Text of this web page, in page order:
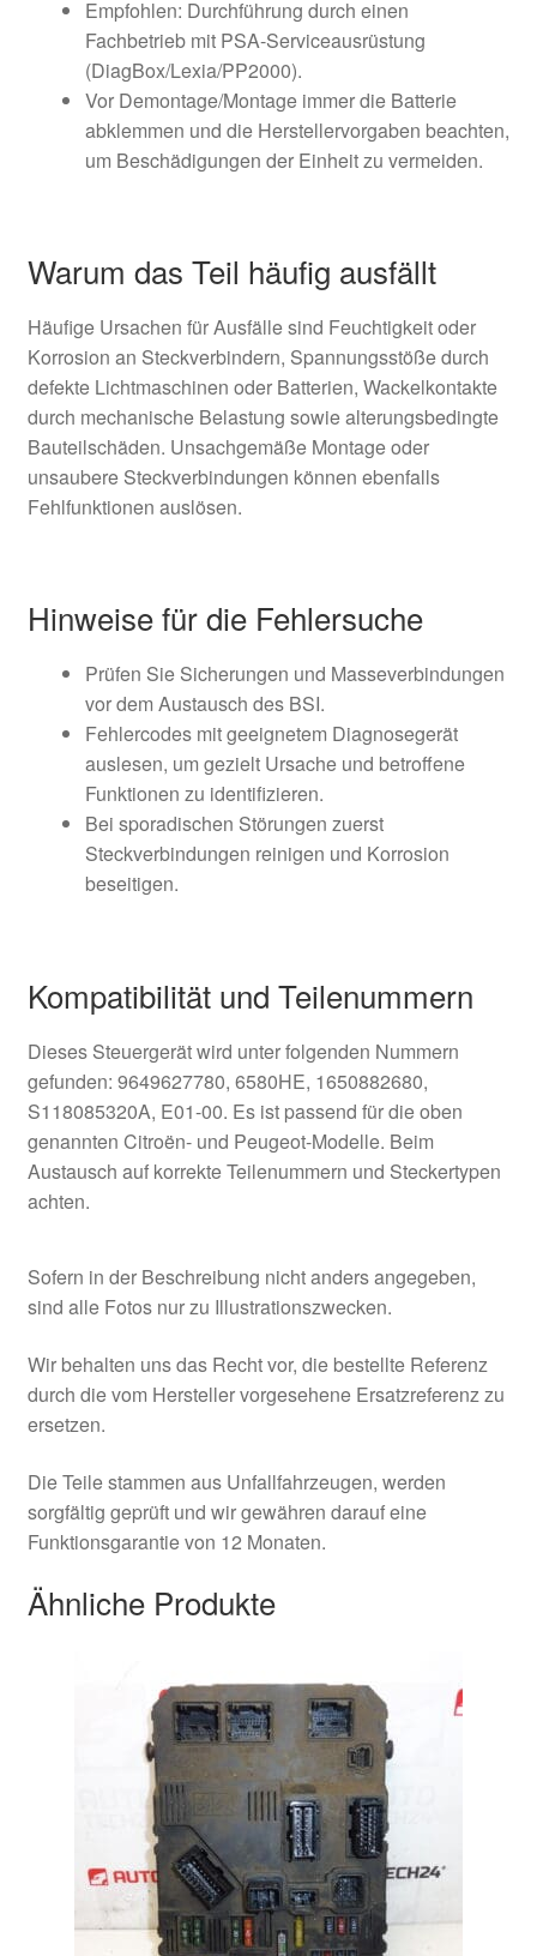
Empfohlen: Durchführung durch einen
Fachbetrieb mit PSA-Serviceausrüstung
(DiagBox/Lexia/PP2000).
Vor Demontage/Montage immer die Batterie
abklemmen und die Herstellervorgaben beachten,
um Beschädigungen der Einheit zu vermeiden.
Warum das Teil häufig ausfällt
Häufige Ursachen für Ausfälle sind Feuchtigkeit oder
Korrosion an Steckverbindern, Spannungsstöße durch
defekte Lichtmaschinen oder Batterien, Wackelkontakte
durch mechanische Belastung sowie alterungsbedingte
Bauteilschäden. Unsachgemäße Montage oder
unsaubere Steckverbindungen können ebenfalls
Fehlfunktionen auslösen.
Hinweise für die Fehlersuche
Prüfen Sie Sicherungen und Masseverbindungen
vor dem Austausch des BSI.
Fehlercodes mit geeignetem Diagnosegerät
auslesen, um gezielt Ursache und betroffene
Funktionen zu identifizieren.
Bei sporadischen Störungen zuerst
Steckverbindungen reinigen und Korrosion
beseitigen.
Kompatibilität und Teilenummern
Dieses Steuergerät wird unter folgenden Nummern
gefunden: 9649627780, 6580HE, 1650882680,
S118085320A, E01-00. Es ist passend für die oben
genannten Citroën- und Peugeot-Modelle. Beim
Austausch auf korrekte Teilenummern und Steckertypen
achten.
Sofern in der Beschreibung nicht anders angegeben,
sind alle Fotos nur zu Illustrationszwecken.
Wir behalten uns das Recht vor, die bestellte Referenz
durch die vom Hersteller vorgesehene Ersatzreferenz zu
ersetzen.
Die Teile stammen aus Unfallfahrzeugen, werden
sorgfältig geprüft und wir gewähren darauf eine
Funktionsgarantie von 12 Monaten.
Ähnliche Produkte